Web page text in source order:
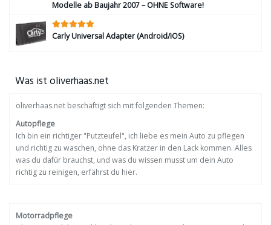
Modelle ab Baujahr 2007 – OHNE Software!
Carly Universal Adapter (Android/iOS)
Was ist oliverhaas.net
oliverhaas.net beschäftigt sich mit folgenden Themen:
Autopflege
Ich bin ein richtiger "Putzteufel", ich liebe es mein Auto zu pflegen
und richtig zu waschen, ohne das Kratzer in den Lack kommen. Alles
was du dafür brauchst, und was du wissen musst um dein Auto
richtig zu reinigen, erfährst du hier.
Motorradpflege